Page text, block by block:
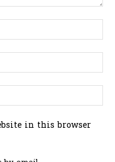
in this browser